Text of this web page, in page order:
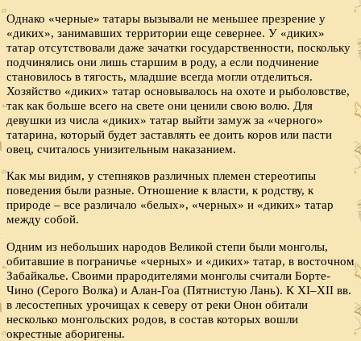
Однако «черные» татары вызывали не меньшее презрение у
«диких», занимавших территории еще севернее. У «диких»
татар отсутствовали даже зачатки государственности, поскольку
подчинялись они лишь старшим в роду, а если подчинение
становилось в тягость, младшие всегда могли отделиться.
Хозяйство «диких» татар основывалось на охоте и рыболовстве,
так как больше всего на свете они ценили свою волю. Для
девушки из числа «диких» татар выйти замуж за «черного»
татарина, который будет заставлять ее доить коров или пасти
овец, считалось унизительным наказанием.
Как мы видим, у степняков различных племен стереотипы
поведения были разные. Отношение к власти, к родству, к
природе – все различало «белых», «черных» и «диких» татар
между собой.
Одним из небольших народов Великой степи были монголы,
обитавшие в пограничье «черных» и «диких» татар, в восточном
Забайкалье. Своими прародителями монголы считали Борте-
Чино (Серого Волка) и Алан-Гоа (Пятнистую Лань). К XI–XII вв.
в лесостепных урочищах к северу от реки Онон обитали
несколько монгольских родов, в состав которых вошли
окрестные аборигены.